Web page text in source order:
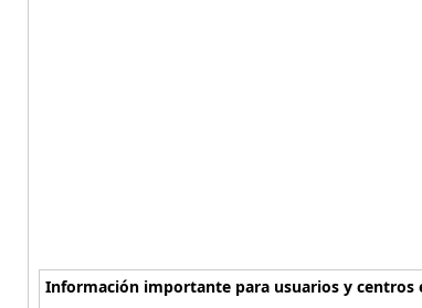
Información importante para usuarios y centros